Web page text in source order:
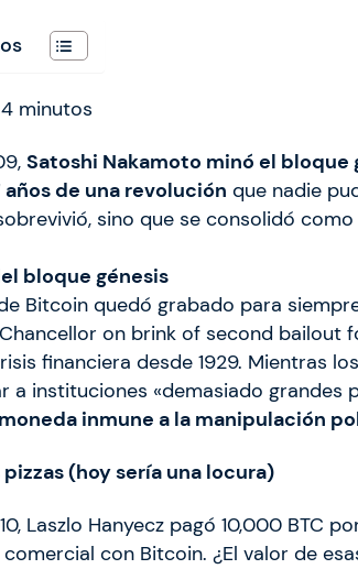
4 minutos
Satoshi Nakamoto minó el bloque
años de una revolución que nadie
sino que se consolidó
bloque génesis
Bitcoin quedó grabado para
on brink of second bailout
financiera desde 1929. Mientras
a instituciones «demasiado grandes
inmune a la manipulación
(hoy sería una locura)
Laszlo Hanyecz pagó 10,000 BTC
con Bitcoin. ¿El valor de